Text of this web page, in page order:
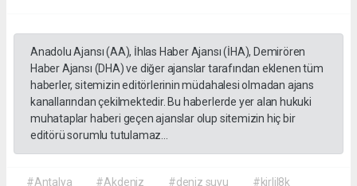
Anadolu Ajansı (AA), İhlas Haber Ajansı (İHA), Demirören
Haber Ajansı (DHA) ve diğer ajanslar tarafından eklenen tüm
haberler, sitemizin editörlerinin müdahalesi olmadan ajans
kanallarından çekilmektedir. Bu haberlerde yer alan hukuki
muhataplar haberi geçen ajanslar olup sitemizin hiç bir
editörü sorumlu tutulamaz...
#Antalya #Akdeniz #deniz suyu
#kirlil8k